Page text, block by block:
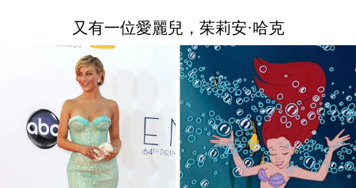
又有一位愛麗兒，茱莉安·哈克